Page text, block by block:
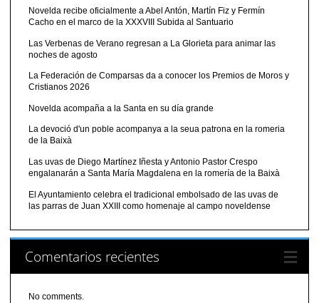
Novelda recibe oficialmente a Abel Antón, Martín Fiz y Fermín
Cacho en el marco de la XXXVIII Subida al Santuario
Las Verbenas de Verano regresan a La Glorieta para animar las
noches de agosto
La Federación de Comparsas da a conocer los Premios de Moros y
Cristianos 2026
Novelda acompaña a la Santa en su día grande
La devoció d'un poble acompanya a la seua patrona en la romeria
de la Baixà
Las uvas de Diego Martínez Iñesta y Antonio Pastor Crespo
engalanarán a Santa María Magdalena en la romería de la Baixà
El Ayuntamiento celebra el tradicional embolsado de las uvas de
las parras de Juan XXIII como homenaje al campo noveldense
Comentarios recientes
No comments.